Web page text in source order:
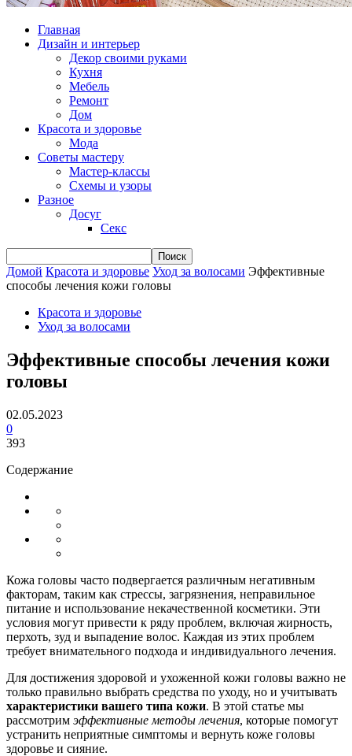
Главная
Дизайн и интерьер
Декор своими руками
Кухня
Мебель
Ремонт
Дом
Красота и здоровье
Мода
Советы мастеру
Мастер-классы
Схемы и узоры
Разное
Досуг
Секс
Домой Красота и здоровье Уход за волосами Эффективные
способы лечения кожи головы
Красота и здоровье
Уход за волосами
Эффективные способы лечения кожи
головы
02.05.2023
0
393
Содержание
Кожа головы часто подвергается различным негативным
факторам, таким как стрессы, загрязнения, неправильное
питание и использование некачественной косметики. Эти
условия могут привести к ряду проблем, включая жирность,
перхоть, зуд и выпадение волос. Каждая из этих проблем
требует внимательного подхода и индивидуального лечения.
Для достижения здоровой и ухоженной кожи головы важно не
только правильно выбрать средства по уходу, но и учитывать
характеристики вашего типа кожи. В этой статье мы
рассмотрим эффективные методы лечения, которые помогут
устранить неприятные симптомы и вернуть коже головы
здоровье и сияние.